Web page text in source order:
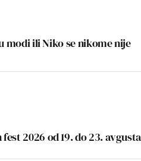
modi ili Niko se nikome nije
2026 od 19. do 23. avgusta